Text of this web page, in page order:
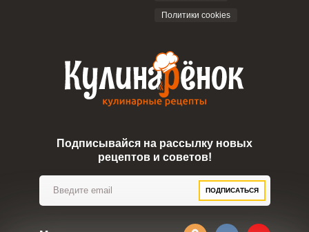
Политики cookies
Подписывайся на рассылку новых
рецептов и советов!
ПОДПИСАТЬСЯ